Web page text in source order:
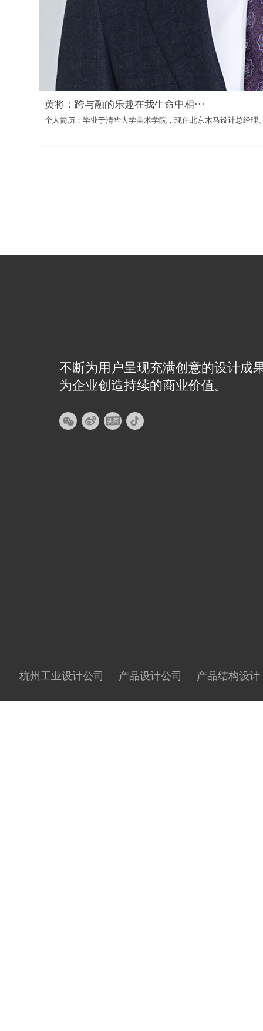
黄将：跨与融的乐趣在我生命中相···
个人简历：毕业于清华大学美术学院，现任北京木马设计总经理
不断为用户呈现充满创意的设计成
为企业创造持续的商业价值。
杭州工业设计公司 产品设计公司 产品结构设计